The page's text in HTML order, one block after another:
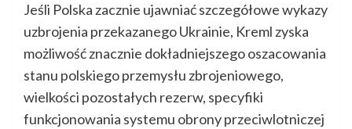
Jeśli Polska zacznie ujawniać szczegółowe wykazy
uzbrojenia przekazanego Ukrainie, Kreml zyska
możliwość znacznie dokładniejszego oszacowania
stanu polskiego przemysłu zbrojeniowego,
wielkości pozostałych rezerw, specyfiki
funkcjonowania systemu obrony przeciwlotniczej